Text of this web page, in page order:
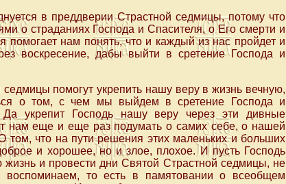
в преддверии Страстной седмицы, потому что
о страданиях Господа и Спасителя, о Его смерти и
нам понять, что и каждый из нас пройдет и
воскресение, дабы выйти в сретение Господа и
помогут укрепить нашу веру в жизнь вечную,
о том, с чем мы выйдем в сретение Господа и
укрепит Господь нашу веру через эти дивные
нам еще и еще раз подумать о самих себе, о нашей
том, что на пути решения этих маленьких и больших
и хорошее, но и злое, плохое. И пусть Господь
и провести дни Святой Страстной седмицы, не
то есть в памятовании о всеобщем